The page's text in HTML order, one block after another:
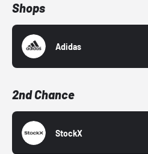
Shops
Adidas
2nd Chance
StockX